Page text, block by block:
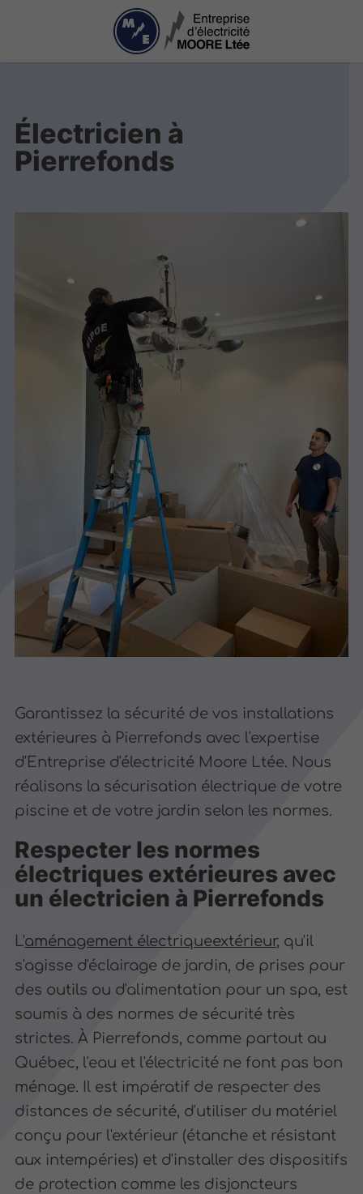
Électricien à
Pierrefonds
Garantissez la sécurité de vos installations
extérieures à Pierrefonds avec l'expertise
d'Entreprise d'électricité Moore Ltée. Nous
réalisons la sécurisation électrique de votre
piscine et de votre jardin selon les normes.
Respecter les normes
électriques extérieures avec
un électricien à Pierrefonds
L'aménagement électriqueextérieur, qu'il
s'agisse d'éclairage de jardin, de prises pour
des outils ou d'alimentation pour un spa, est
soumis à des normes de sécurité très
strictes. À Pierrefonds, comme partout au
Québec, l'eau et l'électricité ne font pas bon
ménage. Il est impératif de respecter des
distances de sécurité, d'utiliser du matériel
conçu pour l'extérieur (étanche et résistant
aux intempéries) et d'installer des dispositifs
de protection comme les disjoncteurs